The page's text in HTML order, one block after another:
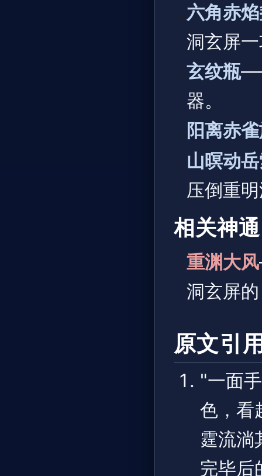
六角赤
洞玄屏
玄纹瓶
器。
阳离赤
山暝动
压倒重
相关神通
重渊大风
洞玄屏
原文引
"一面
色，看
霆流
完毕后